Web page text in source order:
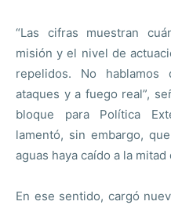
“Las cifras muestran
misión y el nivel de
repelidos. No
ataques y a fuego real”,
bloque para Política
lamentó, sin embargo,
aguas haya caído a la
En ese sentido, cargó